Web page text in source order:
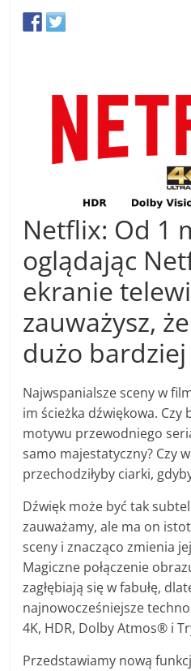
Netflix: Od 1
oglądając
ekranie
zauważysz,
dużo
Najwspanialsze sceny w
im ścieżka dźwiękowa. Czy
motywu przewodniego
samo majestatyczny? Czy
przechodziłyby ciarki,
Dźwięk może być tak
zauważamy, ale ma on
sceny i znacząco zmienia
Magiczne połączenie
zagłębiają się w fabułę,
najnowocześniejsze
4K, HDR, Dolby Atmos® i
Przedstawiamy nową